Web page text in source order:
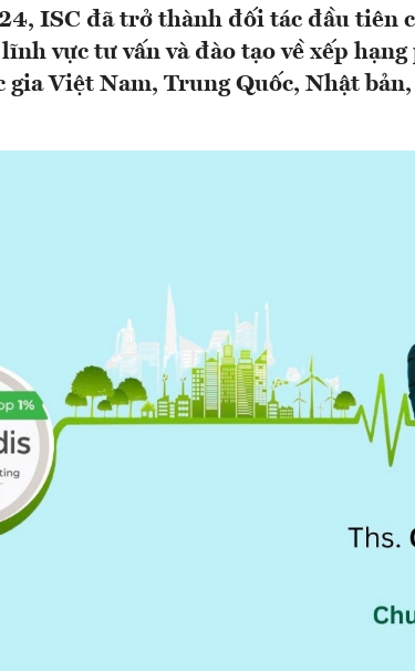
ISC đã trở thành đối tác đầu tiên
vực tư vấn và đào tạo về xếp
gia Việt Nam, Trung Quốc, Nhật